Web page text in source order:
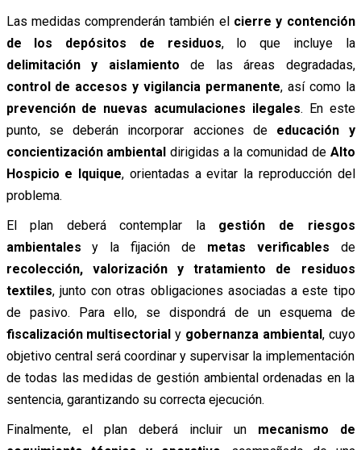
Las medidas comprenderán también el cierre y contención
de los depósitos de residuos, lo que incluye la
delimitación y aislamiento de las áreas degradadas,
control de accesos y vigilancia permanente, así como la
prevención de nuevas acumulaciones ilegales. En este
punto, se deberán incorporar acciones de educación y
concientización ambiental dirigidas a la comunidad de Alto
Hospicio e Iquique, orientadas a evitar la reproducción del
problema.
El plan deberá contemplar la gestión de riesgos
ambientales y la fijación de metas verificables de
recolección, valorización y tratamiento de residuos
textiles, junto con otras obligaciones asociadas a este tipo
de pasivo. Para ello, se dispondrá de un esquema de
fiscalización multisectorial y gobernanza ambiental, cuyo
objetivo central será coordinar y supervisar la implementación
de todas las medidas de gestión ambiental ordenadas en la
sentencia, garantizando su correcta ejecución.
Finalmente, el plan deberá incluir un mecanismo de